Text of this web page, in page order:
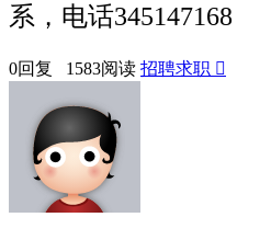
系，电话345147168
0回复 1583阅读 招聘求职 